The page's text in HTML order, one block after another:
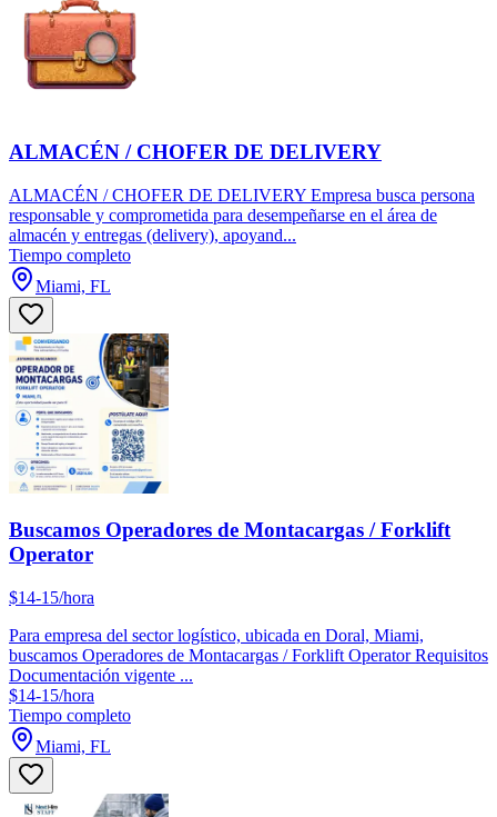
ALMACÉN / CHOFER DE DELIVERY
ALMACÉN / CHOFER DE DELIVERY Empresa busca persona
responsable y comprometida para desempeñarse en el área de
almacén y entregas (delivery), apoyand...
Tiempo completo
Miami, FL
Buscamos Operadores de Montacargas / Forklift
Operator
$14-15/hora
Para empresa del sector logístico, ubicada en Doral, Miami,
buscamos Operadores de Montacargas / Forklift Operator Requisitos
Documentación vigente ...
$14-15/hora
Tiempo completo
Miami, FL